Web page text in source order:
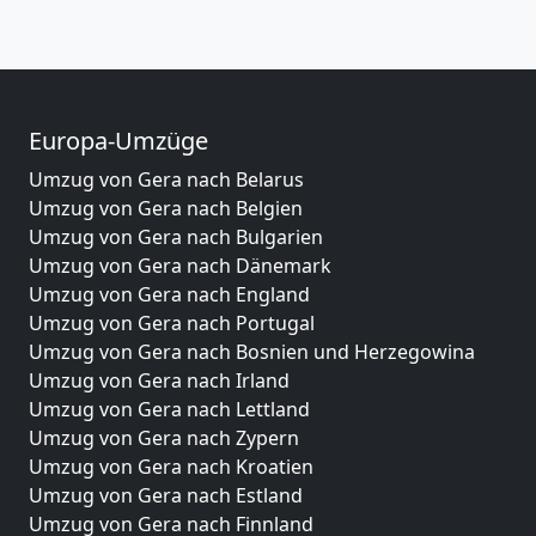
Europa-Umzüge
Umzug von Gera nach Belarus
Umzug von Gera nach Belgien
Umzug von Gera nach Bulgarien
Umzug von Gera nach Dänemark
Umzug von Gera nach England
Umzug von Gera nach Portugal
Umzug von Gera nach Bosnien und Herzegowina
Umzug von Gera nach Irland
Umzug von Gera nach Lettland
Umzug von Gera nach Zypern
Umzug von Gera nach Kroatien
Umzug von Gera nach Estland
Umzug von Gera nach Finnland